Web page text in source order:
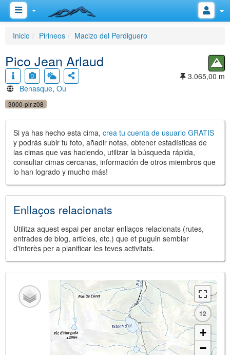
Inicio Pirineos Macizo del Perdiguero
Pico Jean Arlaud
Benasque, Òu
3.065,00 m
3000-pir-z08
Si ya has hecho esta cima, crea tu cuenta de usuario GRATIS
y podrás subir tu foto, añadir notas, obtener estadísticas de
las cimas que vas haciendo, utilizar la búsqueda rápida,
consultar cimas cercanas, información de otros miembros que
lo han logrado y mucho más!
Enllaços relacionats
Utilitza aquest espai per anotar enllaços relacionats (rutes,
entrades de blog, articles, etc.) que et puguin semblar
d'interès per a planificar les teves activitats.
12
+
−